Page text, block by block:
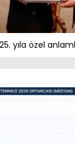
yıla özel